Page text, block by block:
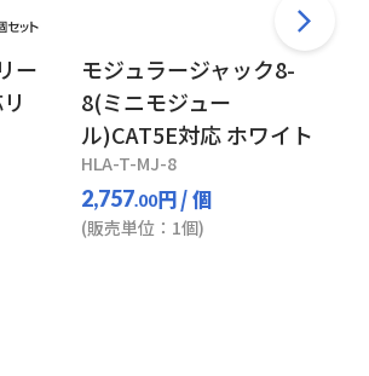
ー
モジュラージャック8-
8(ミニモジュー
ル)CAT5E対応 ホワイト
HLA-T-MJ-8
2,757.00円/ 個
(販売単位：1個)